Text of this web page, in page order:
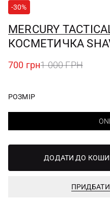
-30%
MERCURY
КОСМЕТИЧКА
700 грн1 000 ГРН
РОЗМІР
ДОДАТИ ДО